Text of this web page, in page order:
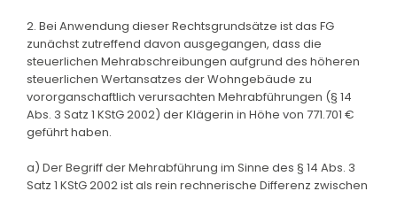
2. Bei Anwendung dieser Rechtsgrundsätze ist das FG
zunächst zutreffend davon ausgegangen, dass die
steuerlichen Mehrabschreibungen aufgrund des höheren
steuerlichen Wertansatzes der Wohngebäude zu
vororganschaftlich verursachten Mehrabführungen (§ 14
Abs. 3 Satz 1 KStG 2002) der Klägerin in Höhe von 771.701 €
geführt haben.
a) Der Begriff der Mehrabführung im Sinne des § 14 Abs. 3
Satz 1 KStG 2002 ist als rein rechnerische Differenz zwischen